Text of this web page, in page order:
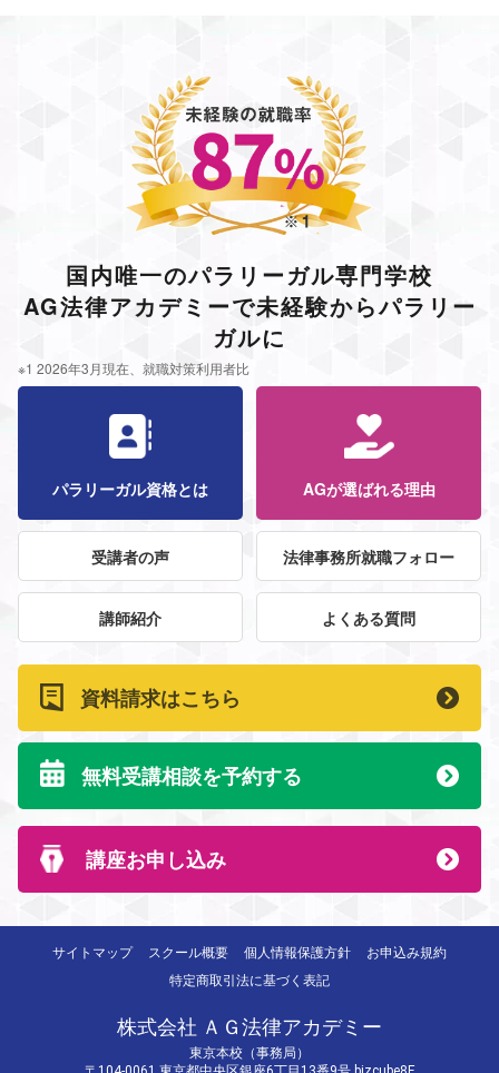
※1 2026年3月現在、就職対策利用者比
国内唯一のパラリーガル専門学校
AG法律アカデミーで未経験からパラリー
ガルに
パラリーガル資格とは AGが選ばれる理由
受講者の声 法律事務所就職フォロー
講師紹介 よくある質問
資料請求はこちら
無料受講相談を予約する
講座お申し込み
サイトマップ スクール概要 個人情報保護方針
お申込み規約
特定商取引法に基づく表記
株式会社 ＡＧ法律アカデミー
東京本校（事務局）